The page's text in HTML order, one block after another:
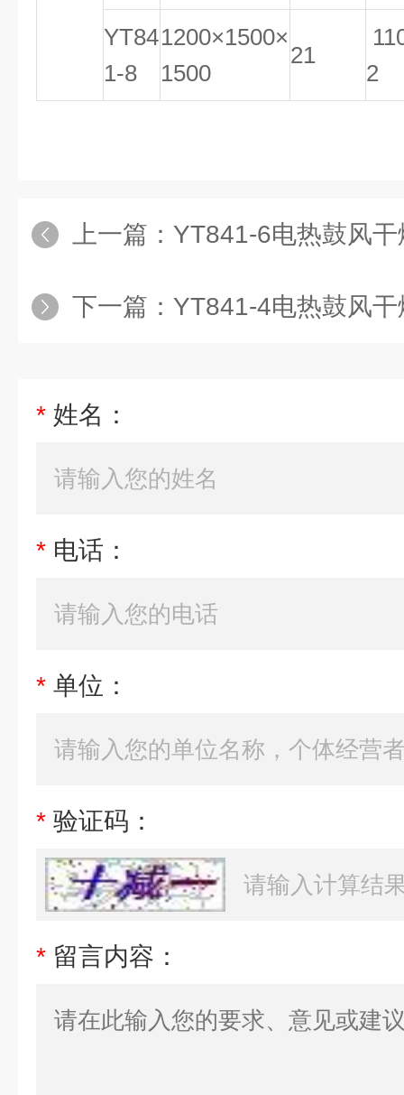
YT84
1-8
1200×1500×
1500
21
2
上一篇： YT841-6电热鼓风干燥
下一篇： YT841-4电热鼓风
* 姓名：
* 电话：
* 单位：
* 验证码：
* 留言内容：